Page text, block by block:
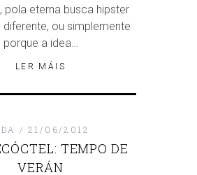
pola eterna busca hipster
ou simplemente
porque a idea…
LER MÁIS
21/06/2012
TEMPO DE
VERÁN